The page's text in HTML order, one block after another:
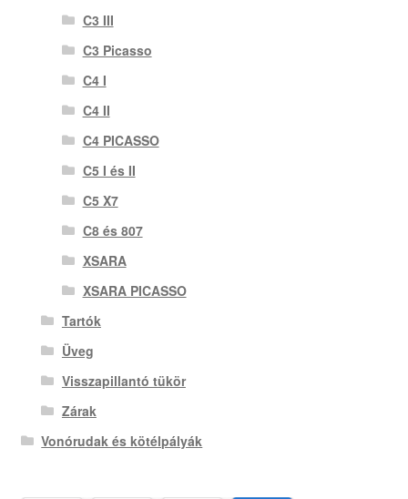
C3 III
C3 Picasso
C4 I
C4 II
C4 PICASSO
C5 I és II
C5 X7
C8 és 807
XSARA
XSARA PICASSO
Tartók
Üveg
Visszapillantó tükör
Zárak
Vonórudak és kötélpályák